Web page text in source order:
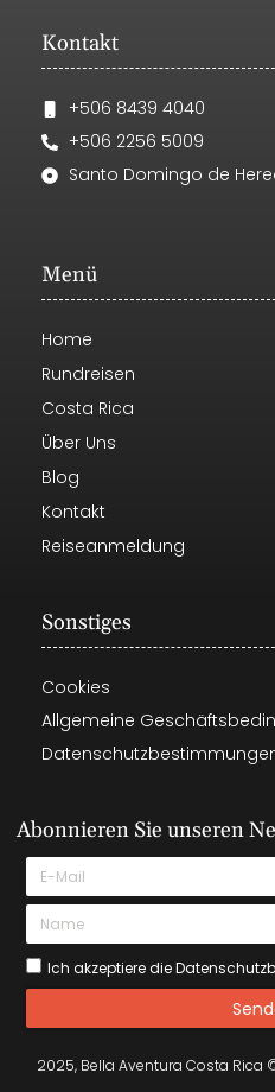
Kontakt
+506 8439 4040
+506 2256 5009
Santo Domingo de
Menü
Home
Rundreisen
Costa Rica
Über Uns
Blog
Kontakt
Reiseanmeldung
Sonstiges
Cookies
Allgemeine
Abonnieren Sie unseren
Ich akzeptiere die
2025, Bella Aventura Costa Rica